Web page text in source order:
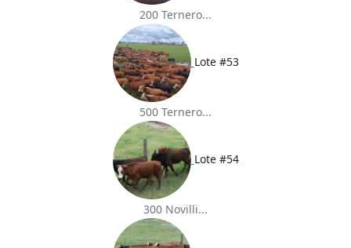
200 Ternero...
Lote #53
500 Ternero...
Lote #54
300 Novilli...